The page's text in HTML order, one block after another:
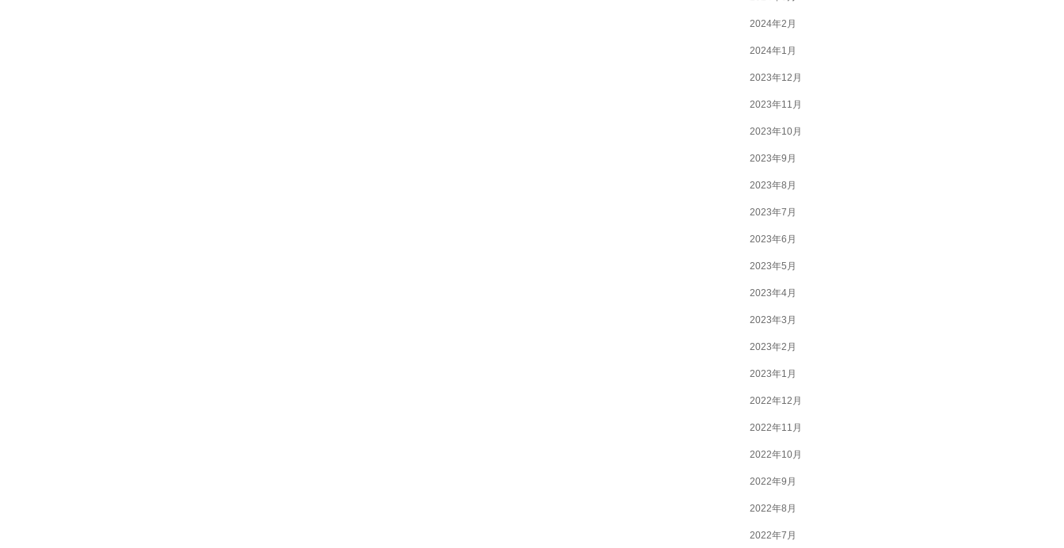
2024年2月
2024年1月
2023年12月
2023年11月
2023年10月
2023年9月
2023年8月
2023年7月
2023年6月
2023年5月
2023年4月
2023年3月
2023年2月
2023年1月
2022年12月
2022年11月
2022年10月
2022年9月
2022年8月
2022年7月